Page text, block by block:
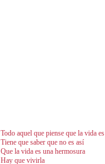
Todo aquel que piense que la vida
Tiene que saber que no es así
Que la vida es una hermosura
Hay que vivirla